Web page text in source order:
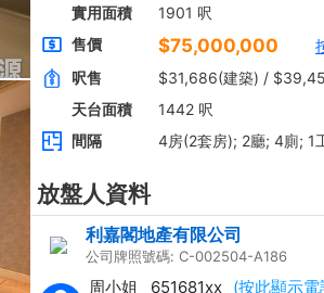
3房
低層
置頂
平面圖
御花園
西貢 南邊圍路7號